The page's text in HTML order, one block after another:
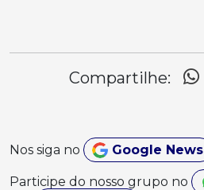
Compartilhe:
Nos siga no Google News
Participe do nosso grupo no